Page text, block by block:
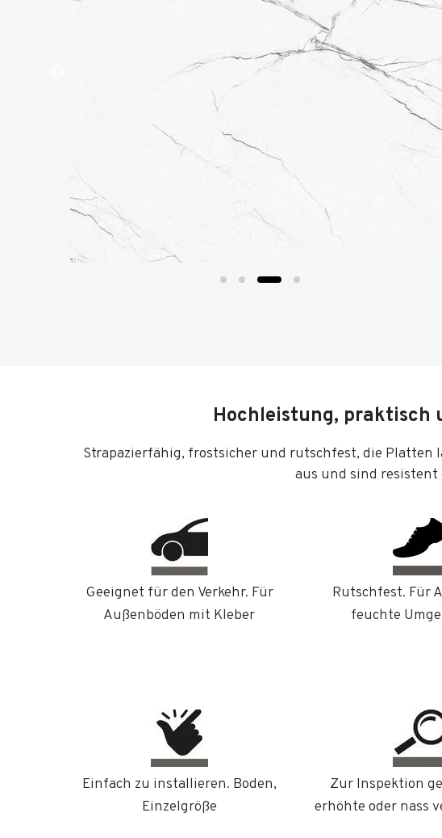
Hochleistung, praktisch
Strapazierfähig, frostsicher und rutschfest, die Platten
aus und sind resistent
Geeignet für den Verkehr. Für
Außenböden mit Kleber
Rutschfest. Für
feuchte
Einfach zu installieren. Boden,
Einzelgröße
Zur Inspektion
erhöhte oder nass